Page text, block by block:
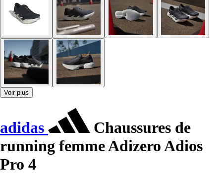
Voir plus
adidas
Chaussures de
running femme Adizero Adios
Pro 4